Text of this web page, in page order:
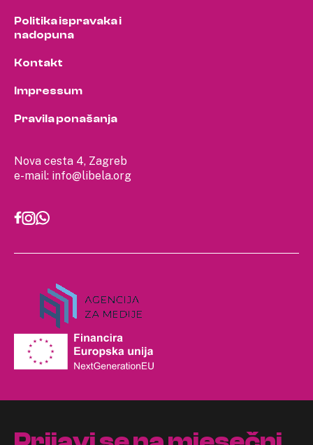
Nova cesta 4, Zagreb
e-mail: info@libela.org
Politika ispravaka i
nadopuna
Kontakt
Impressum
Pravila ponašanja